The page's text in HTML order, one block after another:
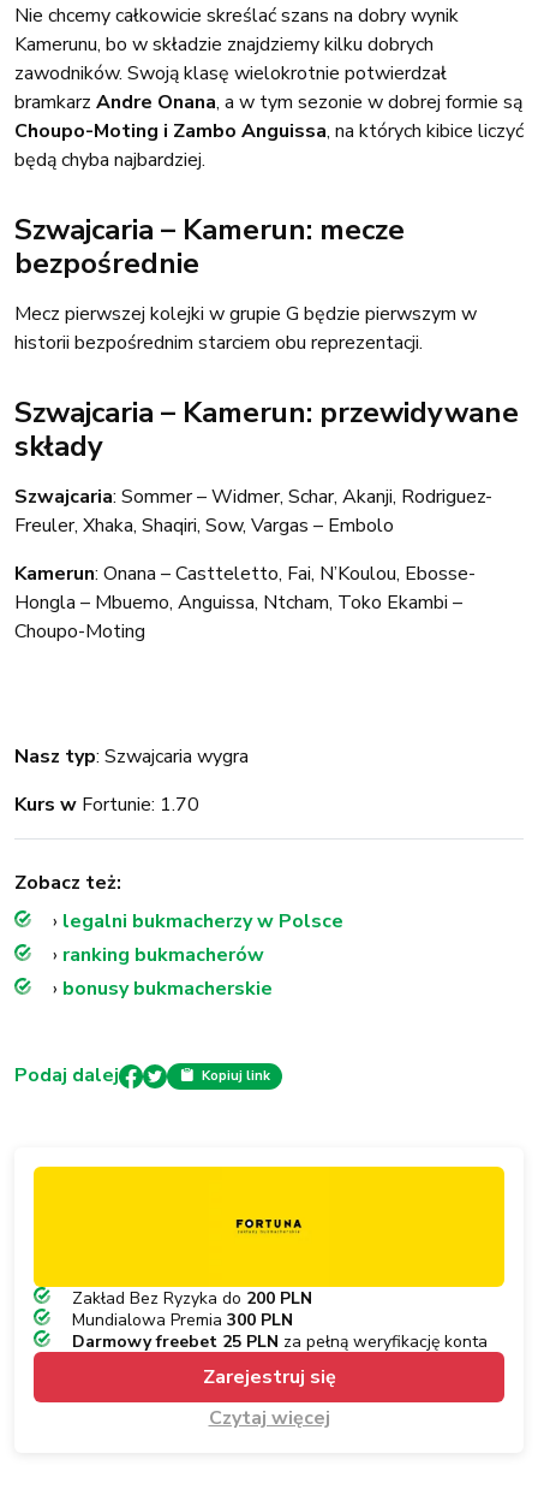
Nie chcemy całkowicie skreślać szans na dobry wynik
Kamerunu, bo w składzie znajdziemy kilku dobrych
zawodników. Swoją klasę wielokrotnie potwierdzał
bramkarz Andre Onana, a w tym sezonie w dobrej formie są
Choupo-Moting i Zambo Anguissa, na których kibice liczyć
będą chyba najbardziej.
Szwajcaria – Kamerun: mecze
bezpośrednie
Mecz pierwszej kolejki w grupie G będzie pierwszym w
historii bezpośrednim starciem obu reprezentacji.
Szwajcaria – Kamerun: przewidywane
składy
Szwajcaria: Sommer – Widmer, Schar, Akanji, Rodriguez-
Freuler, Xhaka, Shaqiri, Sow, Vargas – Embolo
Kamerun: Onana – Castteletto, Fai, N’Koulou, Ebosse-
Hongla – Mbuemo, Anguissa, Ntcham, Toko Ekambi –
Choupo-Moting
Nasz typ: Szwajcaria wygra
Kurs w Fortunie: 1.70
Zobacz też:
› legalni bukmacherzy w Polsce
› ranking bukmacherów
› bonusy bukmacherskie
Podaj dalej Kopiuj link
Zakład Bez Ryzyka do 200 PLN
Mundialowa Premia 300 PLN
Darmowy freebet 25 PLN za pełną weryfikację konta
Zarejestruj się
Czytaj więcej